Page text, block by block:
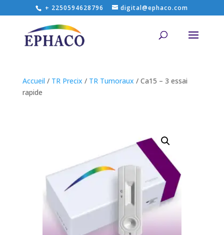
+ 2250594628796 digital@ephaco.com
Accueil / TR Precix / TR Tumoraux / Ca15 – 3 essai
rapide